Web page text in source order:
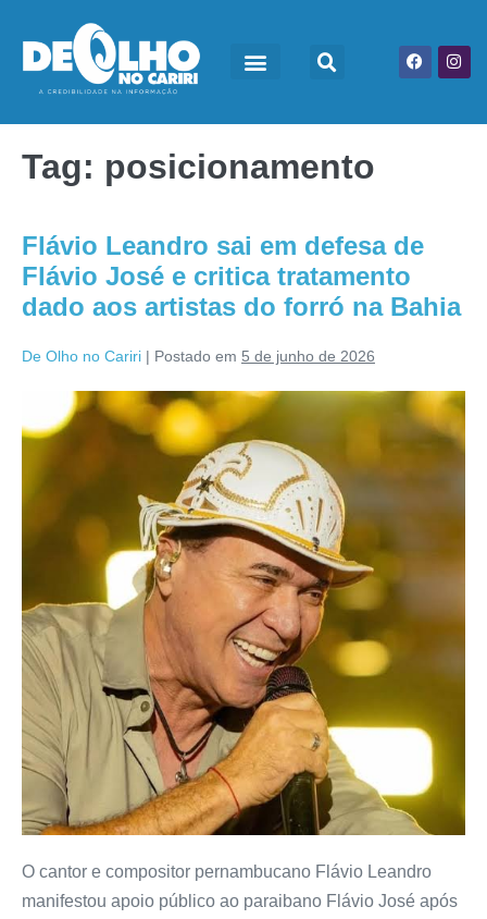
Tag: posicionamento
Flávio Leandro sai em defesa de
Flávio José e critica tratamento
dado aos artistas do forró na Bahia
De Olho no Cariri | Postado em 5 de junho de 2026
O cantor e compositor pernambucano Flávio Leandro
manifestou apoio público ao paraibano Flávio José após